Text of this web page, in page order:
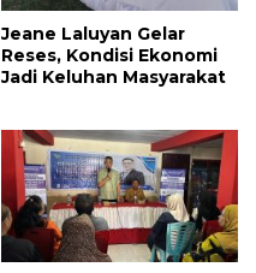
Jeane Laluyan Gelar
Reses, Kondisi Ekonomi
Jadi Keluhan Masyarakat